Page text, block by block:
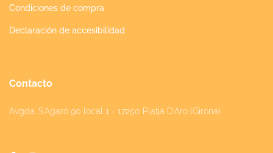
Condiciones de compra
Declaración de accesibilidad
Contacto
Avgda. S'Agaró 90 local 1 - 17250 Platja D'Aro (Girona)